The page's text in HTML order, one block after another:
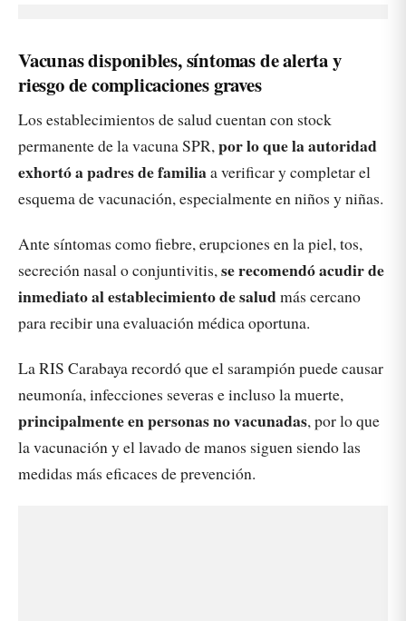
Vacunas disponibles, síntomas de alerta y
riesgo de complicaciones graves
Los establecimientos de salud cuentan con stock
permanente de la vacuna SPR,por lo que la autoridad
exhortó a padres de familiaa verificar y completar el
esquema de vacunación, especialmente en niños y niñas.
Ante síntomas como fiebre, erupciones en la piel, tos,
secreción nasal o conjuntivitis,se recomendó acudir de
inmediato al establecimiento de saludmás cercano
para recibir una evaluación médica oportuna.
La RIS Carabaya recordó que el sarampión puede causar
neumonía, infecciones severas e incluso la muerte,
principalmente en personas no vacunadas, por lo que
la vacunación y el lavado de manos siguen siendo las
medidas más eficaces de prevención.